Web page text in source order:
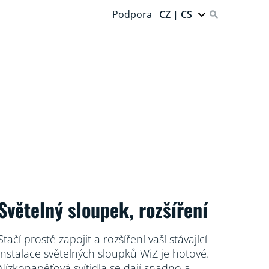
Podpora CZ | CS
sloupek, rozšíření
prostě zapojit a rozšíření vaší stávající
světelných sloupků WiZ je hotové.